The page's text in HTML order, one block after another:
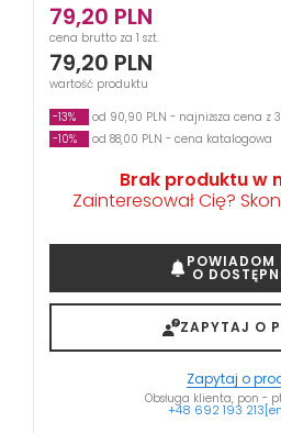
79,20 PLN
cena brutto za 1 szt.
79,20 PLN
wartość produktu
-13%
od 90,90 PLN - najniższa cena z
-10%
od 88,00 PLN - cena katalogowa
Brak produktu w
Zainteresował Cię?
POWIADOM
O
ZAPYTAJ O
Zapytaj o
Obsługa klienta, pon -
+48 692 193 213